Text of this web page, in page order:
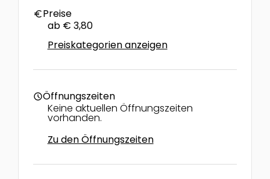
euroPreise
ab € 3,80
Preiskategorien anzeigen
scheduleÖffnungszeiten
Keine aktuellen Öffnungszeiten
vorhanden.
Zu den Öffnungszeiten